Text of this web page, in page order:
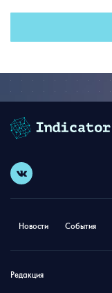
Новости События
Редакция